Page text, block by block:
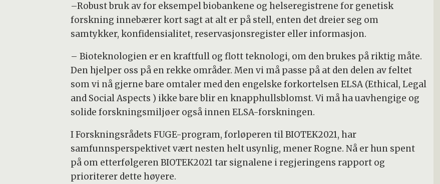
–Robust bruk av for eksempel biobankene og helseregistrene for genetisk
forskning innebærer kort sagt at alt er på stell, enten det dreier seg om
samtykker, konfidensialitet, reservasjonsregister eller informasjon.
– Bioteknologien er en kraftfull og flott teknologi, om den brukes på riktig måte.
Den hjelper oss på en rekke områder. Men vi må passe på at den delen av feltet
som vi nå gjerne bare omtaler med den engelske forkortelsen ELSA (Ethical, Legal
and Social Aspects ) ikke bare blir en knapphullsblomst. Vi må ha uavhengige og
solide forskningsmiljøer også innen ELSA-forskningen.
I Forskningsrådets FUGE-program, forløperen til BIOTEK2021, har
samfunnsperspektivet vært nesten helt usynlig, mener Rogne. Nå er hun spent
på om etterfølgeren BIOTEK2021 tar signalene i regjeringens rapport og
prioriterer dette høyere.